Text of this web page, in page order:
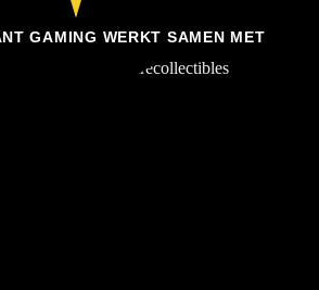
GAMING WERKT SAMEN MET